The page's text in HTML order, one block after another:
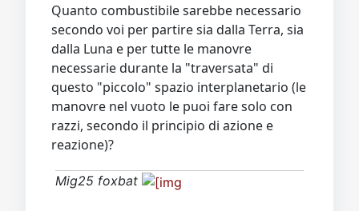
Quanto combustibile sarebbe necessario
secondo voi per partire sia dalla Terra, sia
dalla Luna e per tutte le manovre
necessarie durante la "traversata" di
questo "piccolo" spazio interplanetario (le
manovre nel vuoto le puoi fare solo con
razzi, secondo il principio di azione e
reazione)?
Mig25 foxbat